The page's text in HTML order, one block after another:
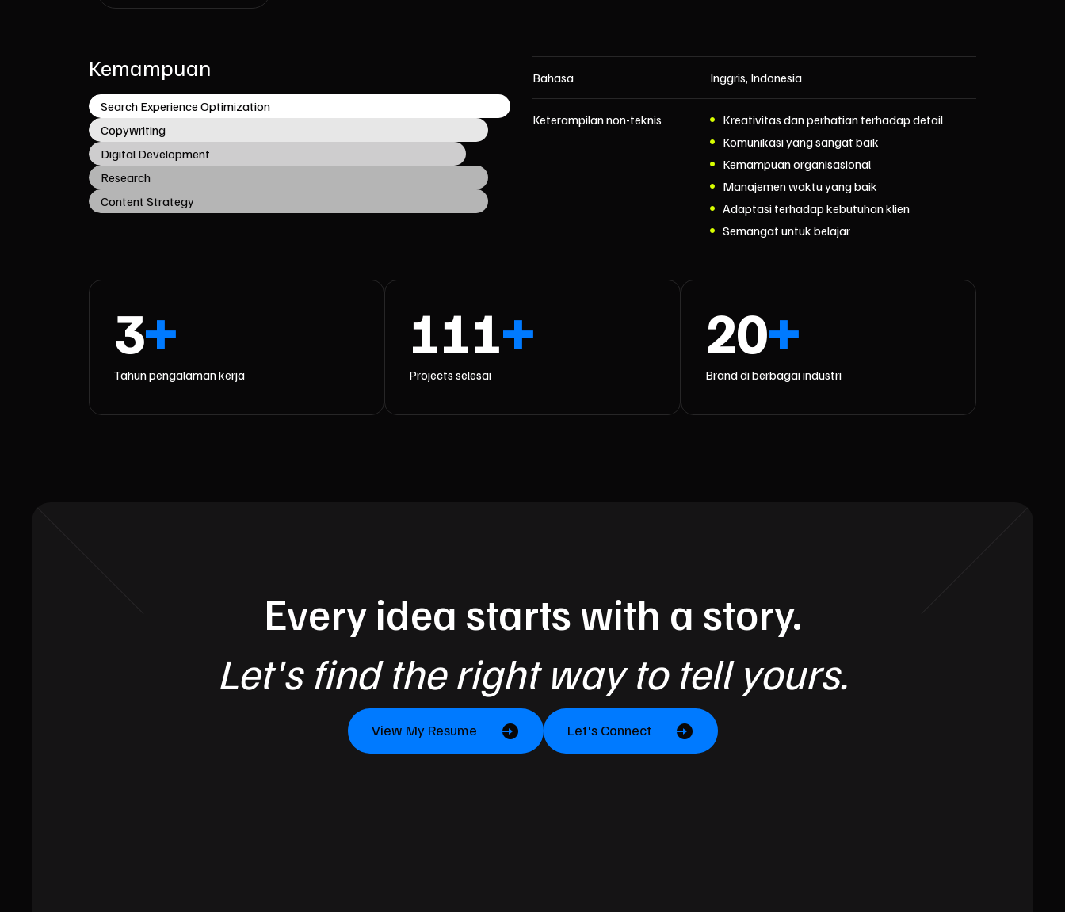
Kemampuan
Search Experience Optimization
Copywriting
Digital Development
Research
Content Strategy
Bahasa Inggris, Indonesia
Keterampilan non-teknis
Kreativitas dan perhatian terhadap detail
Komunikasi yang sangat baik
Kemampuan organisasional
Manajemen waktu yang baik
Adaptasi terhadap kebutuhan klien
Semangat untuk belajar
Tahun pengalaman kerja
3+
Projects selesai
111+
Brand di berbagai industri
20+
Every idea starts with a story.
Let's find the right way to tell yours.
View My Resume Let's Connect